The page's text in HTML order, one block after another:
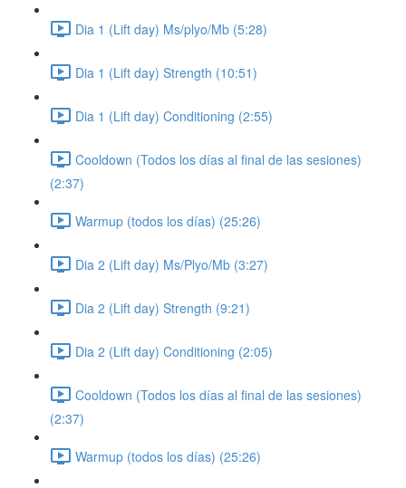
Dia 1 (Lift day) Ms/plyo/Mb (5:28)
Dia 1 (Lift day) Strength (10:51)
Dia 1 (Lift day) Conditioning (2:55)
Cooldown (Todos los días al final de las sesiones)
(2:37)
Warmup (todos los días) (25:26)
Dia 2 (Lift day) Ms/Plyo/Mb (3:27)
Dia 2 (Lift day) Strength (9:21)
Dia 2 (Lift day) Conditioning (2:05)
Cooldown (Todos los días al final de las sesiones)
(2:37)
Warmup (todos los días) (25:26)